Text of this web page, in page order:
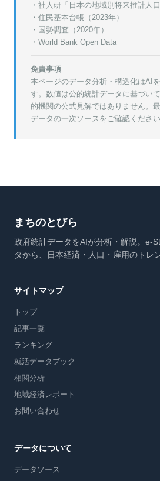
・ 社人研「日本の地域別将来推計人
・ 住民基本台帳（2023年）
・ 国勢調査（2020年）
・World Bank Open Data
免責事項
本ページのデータ分析・構造化はAI
す。数値は公的統計データに基づい
的機関の公式見解ではありません。
データの一次ソースをご確認ください
まちのとびら
政府統計データをAIが分析・解説。e-
タから、日本経済・人口・雇用のトレ
サイトマップ
トップ
記事一覧
ランキング
就活データブック
相関分析
地域経済レポート
お問い合わせ
データについて
データソース